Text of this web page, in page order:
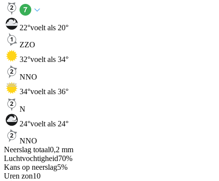
22°voelt als 20°
ZZO
32°voelt als 34°
NNO
34°voelt als 36°
N
24°voelt als 24°
NNO
Neerslag totaal0,2 mm
Luchtvochtigheid70%
Kans op neerslag5%
Uren zon10